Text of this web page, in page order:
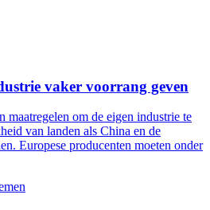
vaker voorrang geven
maatregelen om de eigen industrie te
van landen als China en de
Europese producenten moeten onder